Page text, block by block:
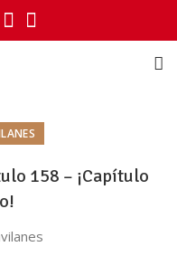
158 – ¡Capítulo